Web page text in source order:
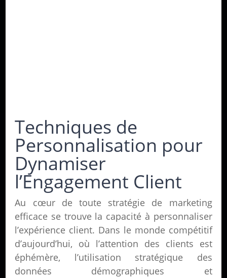
Techniques de
Personnalisation pour
Dynamiser
l’Engagement Client
Au cœur de toute stratégie de marketing
efficace se trouve la capacité à personnaliser
l’expérience client. Dans le monde compétitif
d’aujourd’hui, où l’attention des clients est
éphémère, l’utilisation stratégique des
données démographiques et